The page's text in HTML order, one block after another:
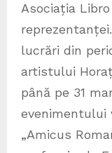
Asociația
reprezentanței.
lucrări din
artistului
până pe 31
evenimentului
„Amicus